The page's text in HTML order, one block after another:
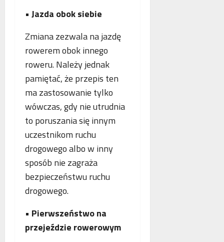
• Jazda obok siebie
Zmiana zezwala na jazdę
rowerem obok innego
roweru. Należy jednak
pamiętać, że przepis ten
ma zastosowanie tylko
wówczas, gdy nie utrudnia
to poruszania się innym
uczestnikom ruchu
drogowego albo w inny
sposób nie zagraża
bezpieczeństwu ruchu
drogowego.
• Pierwszeństwo na
przejeździe rowerowym